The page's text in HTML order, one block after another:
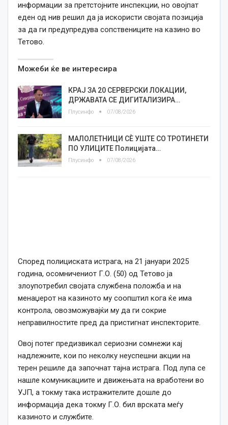
информации за претстојните инспекции, но овојпат
еден од нив решил да ја искористи својата позиција
за да ги предупредува сопствениците на казино во
Тетово.
Можеби ќе ве интересира
КРАЈ ЗА 20 СЕРВЕРСКИ ЛОКАЦИИ,
ДРЖАВАТА СЕ ДИГИТАЛИЗИРА…
Плусинфо 07/08/2026
МАЛОЛЕТНИЦИ СÈ УШТЕ СО ТРОТИНЕТИ
ПО УЛИЦИТЕ Полицијата…
Плусинфо 07/08/2026
Според полициската истрага, на 21 јануари 2025
година, осомничениот Г.О. (50) од Тетово ја
злоупотребил својата службена положба и на
менаџерот на казиното му соопштил кога ќе има
контрола, овозможувајќи му да ги сокрие
неправилностите пред да пристигнат инспекторите.
Овој потег предизвикал сериозни сомнежи кај
надлежните, кои по неколку неуспешни акции на
терен решиле да започнат тајна истрага. Под лупа се
нашле комуникациите и движењата на вработени во
УЈП, а токму така истражителите дошле до
информација дека токму Г.О. бил врската меѓу
казиното и службите.